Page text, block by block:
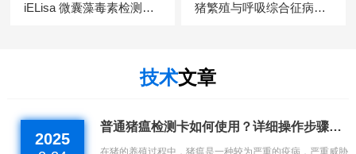
iELisa 微囊藻毒素检测试剂盒 猪繁殖与呼吸综合征病毒抗体（IgG）试剂盒
技术文章
2025
普通猪瘟检测卡如何使用？详细操作步骤来了
在猪的养殖过程中，猪瘟是一种较为严重的疫病，严重威胁